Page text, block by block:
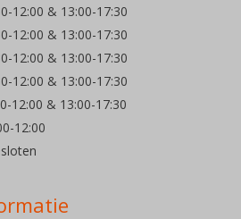
& 13:00-17:30
& 13:00-17:30
& 13:00-17:30
& 13:00-17:30
& 13:00-17:30
12:00